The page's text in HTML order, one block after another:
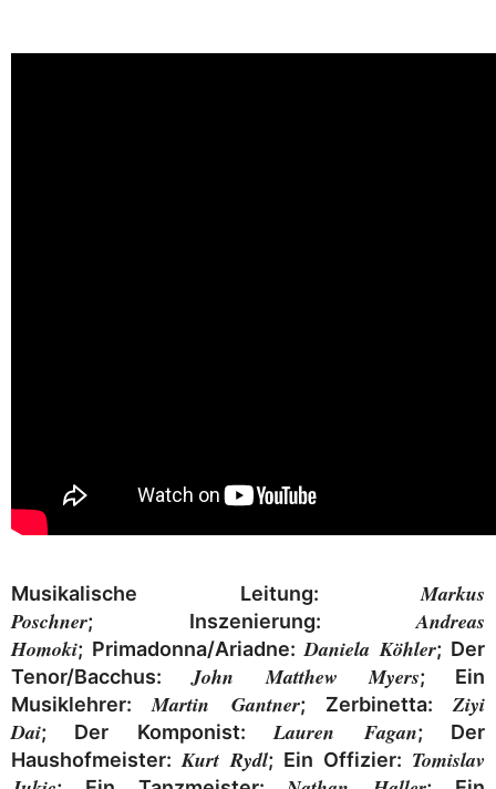
Musikalische Leitung: Markus
Poschner; Inszenierung: Andreas
Homoki; Primadonna/Ariadne: Daniela Köhler; Der
Tenor/Bacchus:John Matthew Myers; Ein
Musiklehrer:Martin Gantner; Zerbinetta: Ziyi
Dai; Der Komponist:Lauren Fagan; Der
Haushofmeister: Kurt Rydl; Ein Offizier: Tomislav